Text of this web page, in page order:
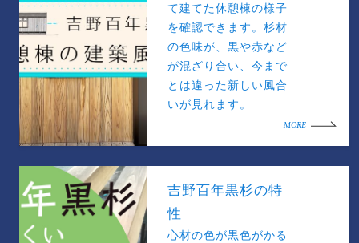
て建てた休憩棟の様子
を確認できます。杉材
の色味が、黒や赤など
が混ざり合い、今まで
とは違った新しい風合
いが見れます。
MORE
吉野百年黒杉の特
性
心材の色が黒色がかる